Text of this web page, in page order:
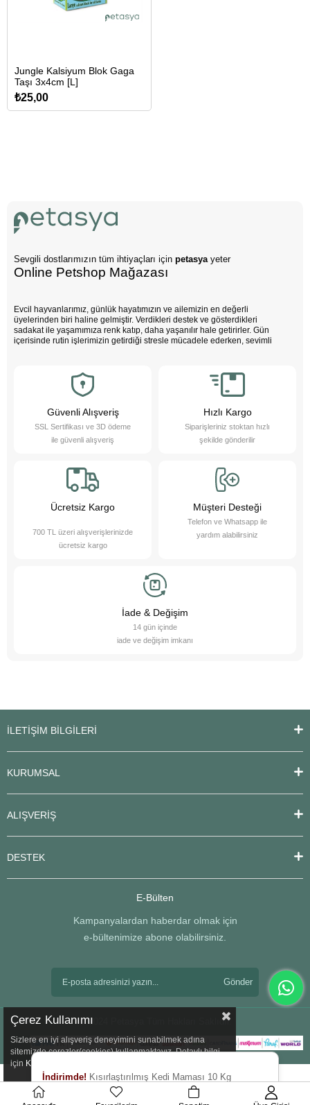
Jungle Kalsiyum Blok Gaga
Taşı 3x4cm [L]
₺25,00
Sevgili dostlarımızın tüm ihtiyaçları için petasya yeter
Online Petshop Mağazası
Evcil hayvanlarımız, günlük hayatımızın ve ailemizin en değerli
üyelerinden biri haline gelmiştir. Verdikleri destek ve gösterdikleri
sadakat ile yaşamımıza renk katıp, daha yaşanılır hale getirirler. Gün
içerisinde rutin işlerimizin getirdiği stresle mücadele ederken, sevimli
ve duygusal açıdan güçlü bireyler olurlar.
Evcil hayvanlarımız sayesinde daha sağlıklı bir yaşam süreriz; düzenli
egzersiz yapmamızı teşvik eder ve hayatımızı daha düzenli hale
getirmemize yardımcı olurlar. Bu sevimli dostlarımızı yakından tanımak
Pet Asya Online Petshop olarak, evcil hayvanlarımızın bize sağladığı bu
değerli katkıların farkındayız ve onlara en iyi şekilde hizmet etmek için
bakım ürünleri sunarak destek oluyoruz. Online petshop olarak, evcil
hayvanlarınıza gerekli olan her türlü ürün ve hizmeti hassasiyetle
sağlamaktan gurur duyuyoruz. Bizimle, sevimli dostlarınızın ihtiyaçlarını
karşılayabilir ve onların yaşam kalitesini artırabilirsiniz.
Güvenli Alışveriş
SSL Sertifikası ve 3D ödeme
ile güvenli alışveriş
Hızlı Kargo
Siparişleriniz stoktan hızlı
şekilde gönderilir
Ücretsiz Kargo
700 TL üzeri alışverişlerinizde
ücretsiz kargo
Müşteri Desteği
Telefon ve Whatsapp ile
yardım alabilirsiniz
İade & Değişim
14 gün içinde
iade ve değişim imkanı
İLETİŞİM BİLGİLERİ
KURUMSAL
ALIŞVERİŞ
DESTEK
E-Bülten
Kampanyalardan haberdar olmak için
e-bültenimize abone olabilirsiniz.
Gönder
© 2024 Petasya Tüm Hakları Saklıdır.
İndirimde! Kısırlaştırılmış Kedi Maması 10 Kg
Çerez Kullanımı
Sizlere en iyi alışveriş deneyimini sunabilmek adına
sitemizde çerezler(cookies) kullanmaktayız. Detaylı bilgi
için Kvkk